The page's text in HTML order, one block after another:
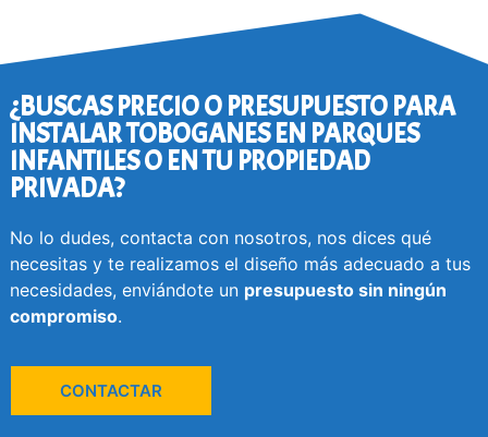
¿BUSCAS PRECIO O PRESUPUESTO PARA
INSTALAR TOBOGANES EN PARQUES
INFANTILES O EN TU PROPIEDAD
PRIVADA?
No lo dudes, contacta con nosotros, nos dices qué
necesitas y te realizamos el diseño más adecuado a tus
necesidades, enviándote un presupuesto sin ningún
compromiso.
CONTACTAR